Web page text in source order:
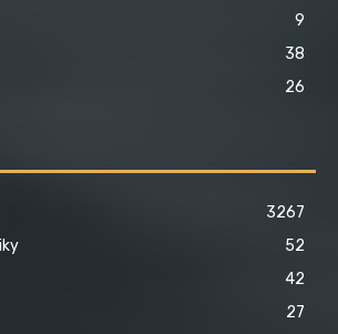
9
38
26
3267
52
42
27